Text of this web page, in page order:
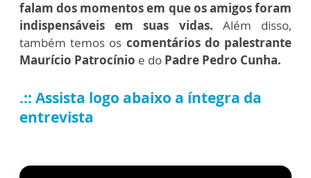
falam dos momentos em que os amigos foram
indispensáveis em suas vidas. Além disso,
também temos os comentários do palestrante
Maurício Patrocínio e do Padre Pedro Cunha.
.:: Assista logo abaixo a íntegra da
entrevista